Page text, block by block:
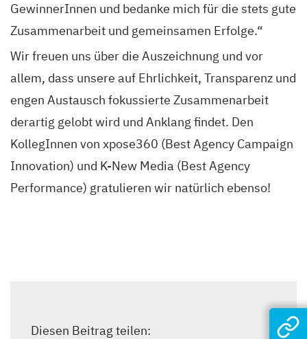
GewinnerInnen und bedanke mich für die stets gute
Zusammenarbeit und gemeinsamen Erfolge.“
Wir freuen uns über die Auszeichnung und vor
allem, dass unsere auf Ehrlichkeit, Transparenz und
engen Austausch fokussierte Zusammenarbeit
derartig gelobt wird und Anklang findet. Den
KollegInnen von xpose360 (Best Agency Campaign
Innovation) und K-New Media (Best Agency
Performance) gratulieren wir natürlich ebenso!
Diesen Beitrag teilen: